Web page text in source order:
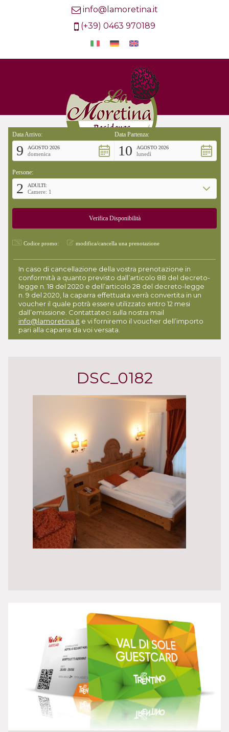
info@lamoretina.it
(+39) 0463 970189
Data Arrivo:
9 AGOSTO 2026
domenica
Data Partenza:
10 AGOSTO 2026
lunedì
Persone:
2 ADULTI:
Camere: 1
Codice promo: modifica/cancella una prenotazione
In caso di cancellazione della vostra prenotazione in
conformità a quanto previsto dall’articolo 88 del decreto-
legge n. 18 del 2020 e dell’articolo 28 del decreto-legge
n. 9 del 2020, la caparra effettuata verrà convertita in un
voucher il quale potrà essere utilizzato entro 12 mesi
dall’emissione. Contattateci sulla nostra mail
info@lamoretina.it e vi forniremo il voucher dell’importo
pari alla caparra da voi versata.
DSC_0182